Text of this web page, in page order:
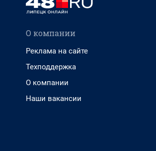
О компании
Реклама на сайте
Техподдержка
О компании
Наши вакансии